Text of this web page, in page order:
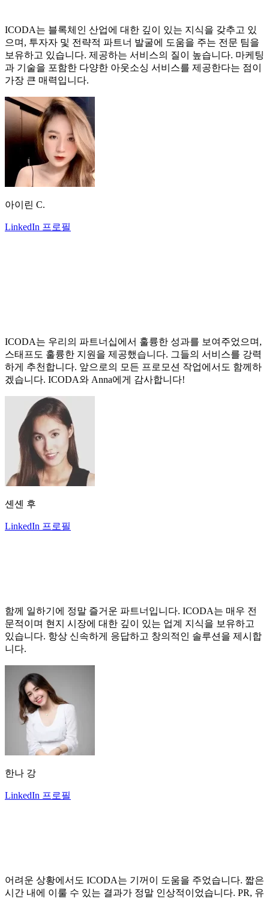
ICODA는 블록체인 산업에 대한 깊이 있는 지식을 갖추고 있
으며, 투자자 및 전략적 파트너 발굴에 도움을 주는 전문 팀을
보유하고 있습니다. 제공하는 서비스의 질이 높습니다. 마케팅
과 기술을 포함한 다양한 아웃소싱 서비스를 제공한다는 점이
가장 큰 매력입니다.
아이린 C.
LinkedIn 프로필
ICODA는 우리의 파트너십에서 훌륭한 성과를 보여주었으며,
스태프도 훌륭한 지원을 제공했습니다. 그들의 서비스를 강력
하게 추천합니다. 앞으로의 모든 프로모션 작업에서도 함께하
겠습니다. ICODA와 Anna에게 감사합니다!
셴셴 후
LinkedIn 프로필
함께 일하기에 정말 즐거운 파트너입니다. ICODA는 매우 전
문적이며 현지 시장에 대한 깊이 있는 업계 지식을 보유하고
있습니다. 항상 신속하게 응답하고 창의적인 솔루션을 제시합
니다.
한나 강
LinkedIn 프로필
어려운 상황에서도 ICODA는 기꺼이 도움을 주었습니다. 짧은
시간 내에 이룰 수 있는 결과가 정말 인상적이었습니다. PR, 유